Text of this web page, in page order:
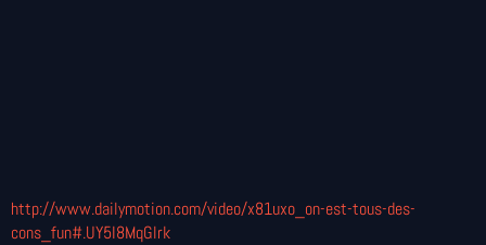
http://www.dailymotion.com/video/x81uxo_on-est-tous-des-
cons_fun#.UY5I8MqGlrk